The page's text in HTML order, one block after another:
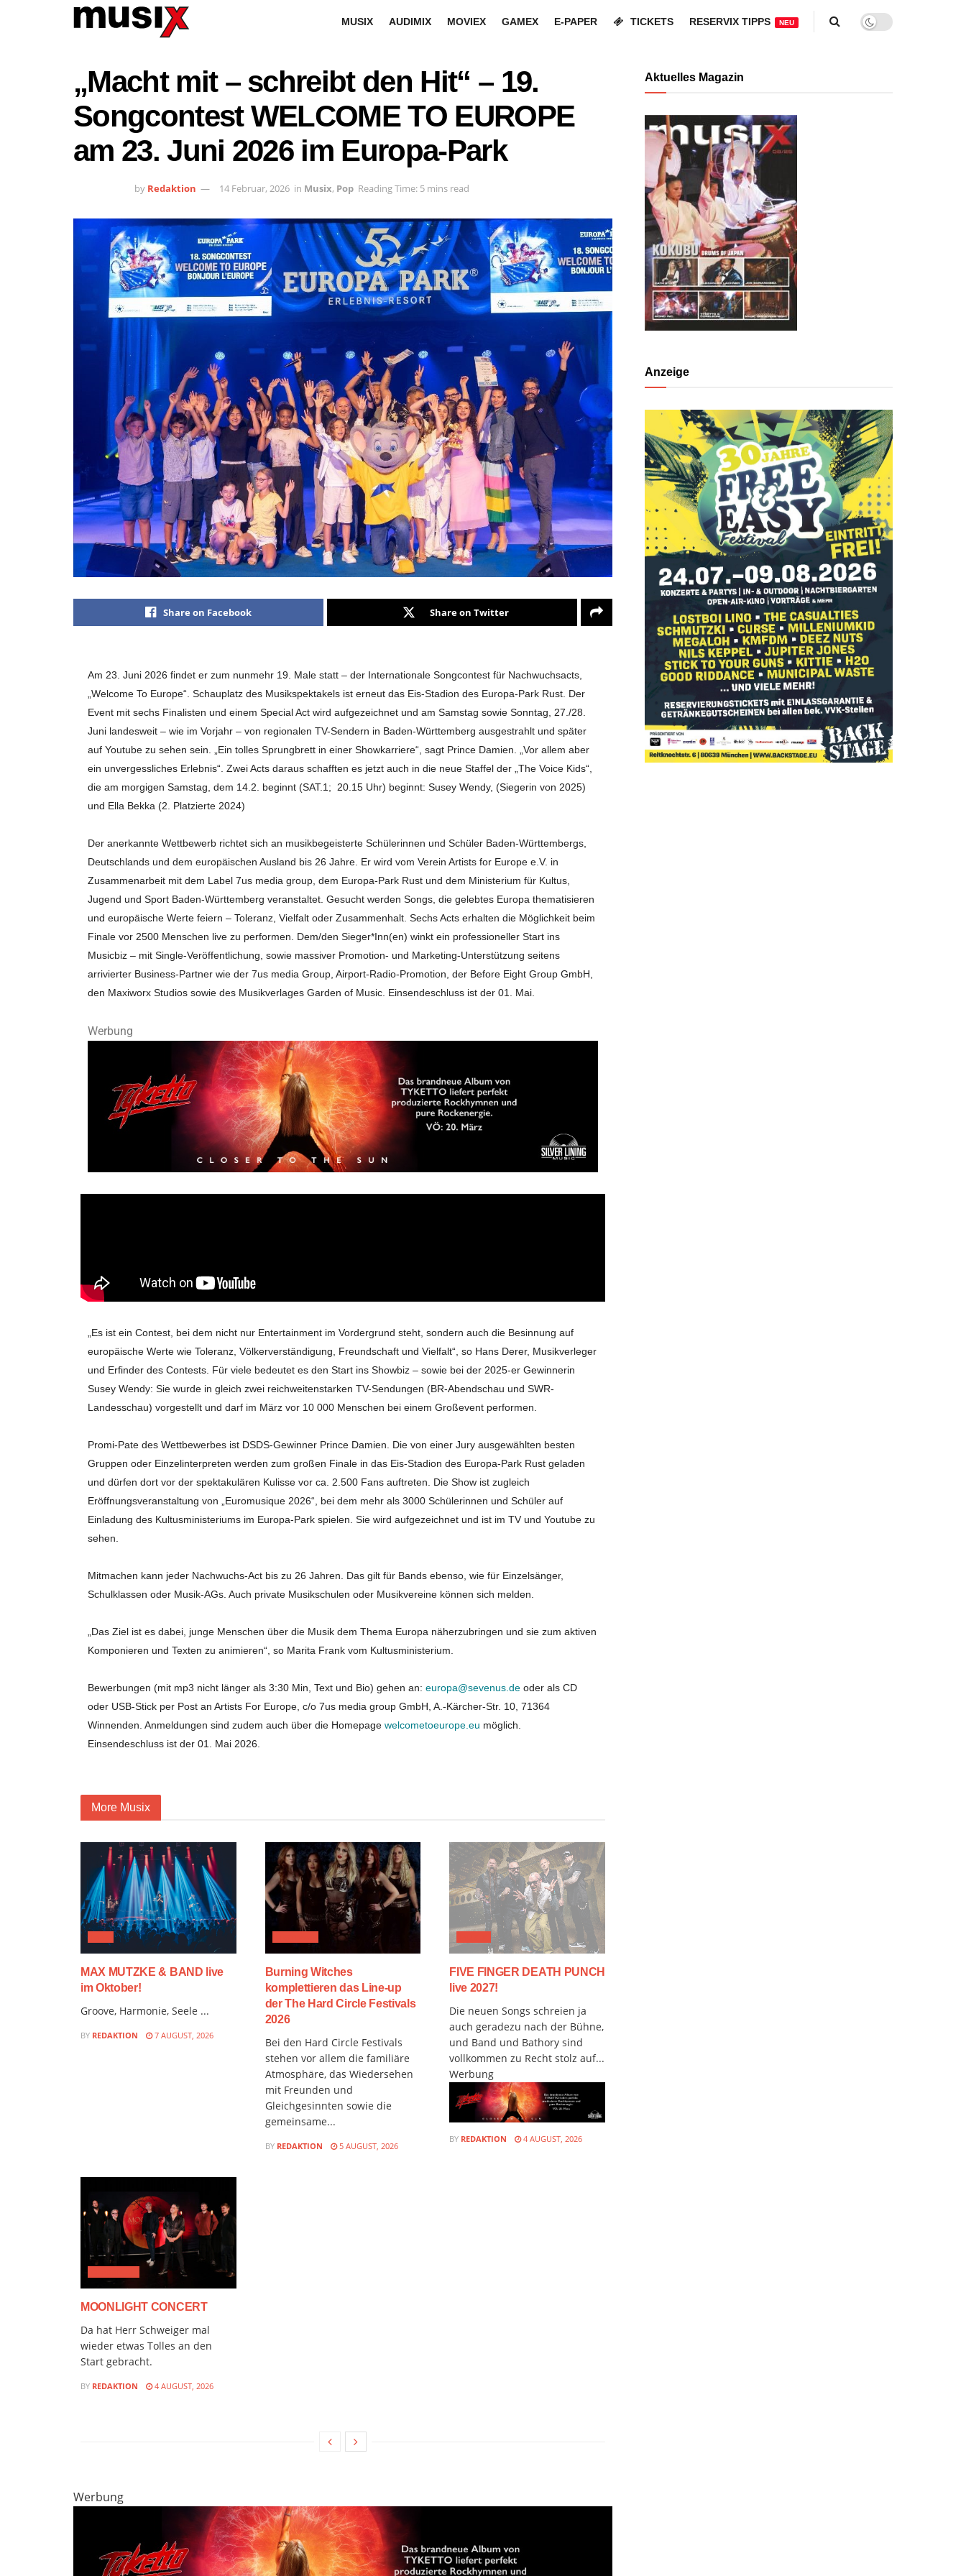
MUSIX AUDIMIX MOVIEX GAMEX E-PAPER TICKETS RESERVIX TIPPS NEU
„Macht mit – schreibt den Hit“ – 19.
Songcontest WELCOME TO EUROPE
am 23. Juni 2026 im Europa-Park
by Redaktion 14 Februar, 2026 in Musix, Pop Reading Time: 5 mins read
Share on Facebook Share on Twitter
Am 23. Juni 2026 findet er zum nunmehr 19. Male statt – der Internationale Songcontest für Nachwuchsacts,
„Welcome To Europe“. Schauplatz des Musikspektakels ist erneut das Eis-Stadion des Europa-Park Rust. Der
Event mit sechs Finalisten und einem Special Act wird aufgezeichnet und am Samstag sowie Sonntag, 27./28.
Juni landesweit – wie im Vorjahr – von regionalen TV-Sendern in Baden-Württemberg ausgestrahlt und später
auf Youtube zu sehen sein. „Ein tolles Sprungbrett in einer Showkarriere“, sagt Prince Damien. „Vor allem aber
ein unvergessliches Erlebnis“. Zwei Acts daraus schafften es jetzt auch in die neue Staffel der „The Voice Kids“,
die am morgigen Samstag, dem 14.2. beginnt (SAT.1; 20.15 Uhr) beginnt: Susey Wendy, (Siegerin von 2025)
und Ella Bekka (2. Platzierte 2024)
Der anerkannte Wettbewerb richtet sich an musikbegeisterte Schülerinnen und Schüler Baden-Württembergs,
Deutschlands und dem europäischen Ausland bis 26 Jahre. Er wird vom Verein Artists for Europe e.V. in
Zusammenarbeit mit dem Label 7us media group, dem Europa-Park Rust und dem Ministerium für Kultus,
Jugend und Sport Baden-Württemberg veranstaltet. Gesucht werden Songs, die gelebtes Europa thematisieren
und europäische Werte feiern – Toleranz, Vielfalt oder Zusammenhalt. Sechs Acts erhalten die Möglichkeit beim
Finale vor 2500 Menschen live zu performen. Dem/den Sieger*Inn(en) winkt ein professioneller Start ins
Musicbiz – mit Single-Veröffentlichung, sowie massiver Promotion- und Marketing-Unterstützung seitens
arrivierter Business-Partner wie der 7us media Group, Airport-Radio-Promotion, der Before Eight Group GmbH,
den Maxiworx Studios sowie des Musikverlages Garden of Music. Einsendeschluss ist der 01. Mai.
Werbung
„Es ist ein Contest, bei dem nicht nur Entertainment im Vordergrund steht, sondern auch die Besinnung auf
europäische Werte wie Toleranz, Völkerverständigung, Freundschaft und Vielfalt“, so Hans Derer, Musikverleger
und Erfinder des Contests. Für viele bedeutet es den Start ins Showbiz – sowie bei der 2025-er Gewinnerin
Susey Wendy: Sie wurde in gleich zwei reichweitenstarken TV-Sendungen (BR-Abendschau und SWR-
Landesschau) vorgestellt und darf im März vor 10 000 Menschen bei einem Großevent performen.
Promi-Pate des Wettbewerbes ist DSDS-Gewinner Prince Damien. Die von einer Jury ausgewählten besten
Gruppen oder Einzelinterpreten werden zum großen Finale in das Eis-Stadion des Europa-Park Rust geladen
und dürfen dort vor der spektakulären Kulisse vor ca. 2.500 Fans auftreten. Die Show ist zugleich
Eröffnungsveranstaltung von „Euromusique 2026“, bei dem mehr als 3000 Schülerinnen und Schüler auf
Einladung des Kultusministeriums im Europa-Park spielen. Sie wird aufgezeichnet und ist im TV und Youtube zu
sehen.
Mitmachen kann jeder Nachwuchs-Act bis zu 26 Jahren. Das gilt für Bands ebenso, wie für Einzelsänger,
Schulklassen oder Musik-AGs. Auch private Musikschulen oder Musikvereine können sich melden.
„Das Ziel ist es dabei, junge Menschen über die Musik dem Thema Europa näherzubringen und sie zum aktiven
Komponieren und Texten zu animieren“, so Marita Frank vom Kultusministerium.
Bewerbungen (mit mp3 nicht länger als 3:30 Min, Text und Bio) gehen an: europa@sevenus.de oder als CD
oder USB-Stick per Post an Artists For Europe, c/o 7us media group GmbH, A.-Kärcher-Str. 10, 71364
Winnenden. Anmeldungen sind zudem auch über die Homepage welcometoeurope.eu möglich.
Einsendeschluss ist der 01. Mai 2026.
More Musix
MAX MUTZKE & BAND live
im Oktober!
Groove, Harmonie, Seele ...
BY REDAKTION 7 AUGUST, 2026
Burning Witches
komplettieren das Line-up
der The Hard Circle Festivals
2026
Bei den Hard Circle Festivals
stehen vor allem die familiäre
Atmosphäre, das Wiedersehen
mit Freunden und
Gleichgesinnten sowie die
gemeinsame...
BY REDAKTION 5 AUGUST, 2026
FIVE FINGER DEATH PUNCH
live 2027!
Die neuen Songs schreien ja
auch geradezu nach der Bühne,
und Band und Bathory sind
vollkommen zu Recht stolz auf...
Werbung
BY REDAKTION 4 AUGUST, 2026
MOONLIGHT CONCERT
Da hat Herr Schweiger mal
wieder etwas Tolles an den
Start gebracht.
BY REDAKTION 4 AUGUST, 2026
Werbung
Aktuelles Magazin
Anzeige